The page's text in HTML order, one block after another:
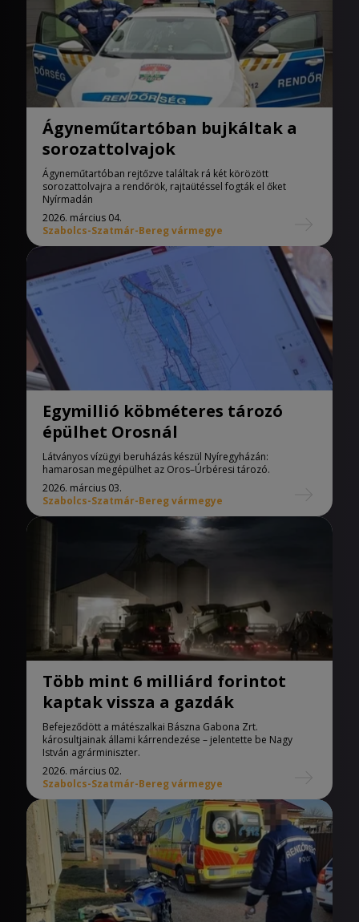
Ágyneműtartóban bujkáltak a
sorozattolvajok
Ágyneműtartóban rejtőzve találtak rá két körözött
sorozattolvajra a rendőrök, rajtaütéssel fogták el őket
Nyírmadán
2026. március 04.
Szabolcs-Szatmár-Bereg vármegye
Egymillió köbméteres tározó
épülhet Orosnál
Látványos vízügyi beruházás készül Nyíregyházán:
hamarosan megépülhet az Oros–Úrbéresi tározó.
2026. március 03.
Szabolcs-Szatmár-Bereg vármegye
Több mint 6 milliárd forintot
kaptak vissza a gazdák
Befejeződött a mátészalkai Bászna Gabona Zrt.
károsultjainak állami kárrendezése – jelentette be Nagy
István agrárminiszter.
2026. március 02.
Szabolcs-Szatmár-Bereg vármegye